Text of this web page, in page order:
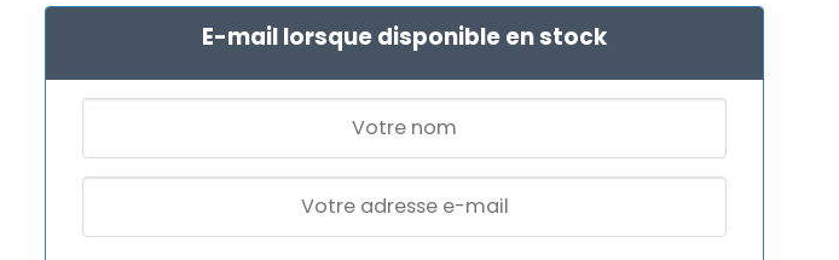
E-mail lorsque disponible en stock